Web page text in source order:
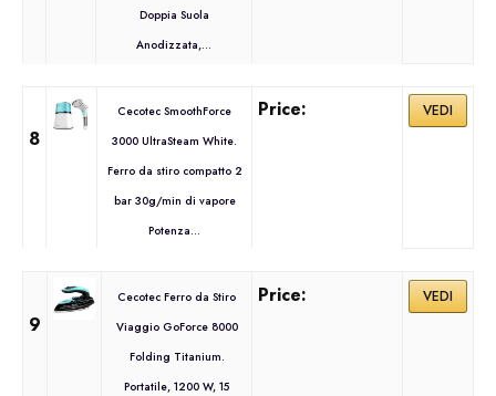
Doppia Suola
Anodizzata,...
8
Cecotec SmoothForce
3000 UltraSteam White.
Ferro da stiro compatto 2
bar 30g/min di vapore
Potenza...
VEDI
9
Cecotec Ferro da Stiro
Viaggio GoForce 8000
Folding Titanium.
Portatile, 1200 W, 15
VEDI